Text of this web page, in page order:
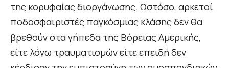
της κορυφαίας διοργάνωσης. Ωστόσο, αρκετοί
ποδοσφαιριστές παγκόσμιας κλάσης δεν θα
βρεθούν στα γήπεδα της Βόρειας Αμερικής,
είτε λόγω τραυματισμών είτε επειδή δεν